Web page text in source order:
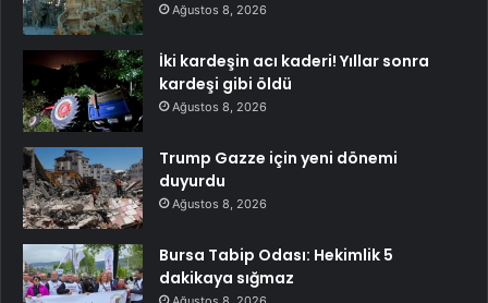
Ağustos 8, 2026
İki kardeşin acı kaderi! Yıllar sonra
kardeşi gibi öldü
Ağustos 8, 2026
Trump Gazze için yeni dönemi
duyurdu
Ağustos 8, 2026
Bursa Tabip Odası: Hekimlik 5
dakikaya sığmaz